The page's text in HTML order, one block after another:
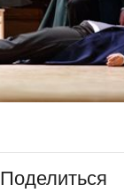
Поделиться